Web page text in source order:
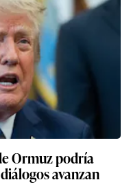
Ormuz podría
avanzan